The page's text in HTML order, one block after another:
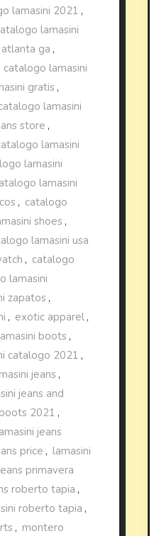
lamasini 2021 ,
lamasini
ga ,
catalogo lamasini
gratis ,
lamasini
store ,
lamasini
lamasini
lamasini
, catalogo
shoes ,
lamasini usa
, catalogo
lamasini
zapatos ,
, exotic apparel ,
boots ,
catalogo 2021 ,
jeans ,
jeans and
2021 ,
jeans
price , lamasini
primavera
roberto tapia ,
roberto tapia ,
, montero